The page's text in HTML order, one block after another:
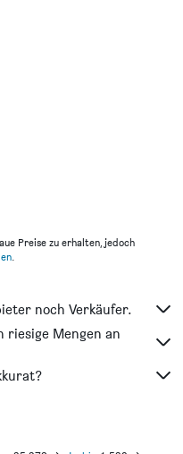
Preise zu erhalten, jedoch
.
noch Verkäufer.
Mengen an